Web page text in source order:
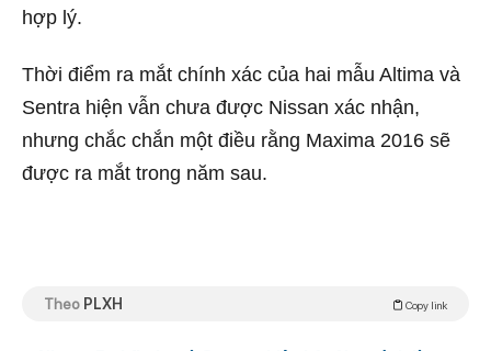
hợp lý.
Thời điểm ra mắt chính xác của hai mẫu Altima và
Sentra hiện vẫn chưa được Nissan xác nhận,
nhưng chắc chắn một điều rằng Maxima 2016 sẽ
được ra mắt trong năm sau.
Theo PLXH Copy link